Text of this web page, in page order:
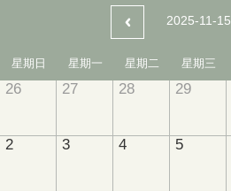
2025-11-15
星期日 星期一 星期二 星期三
26 27 28 29
2 3 4 5